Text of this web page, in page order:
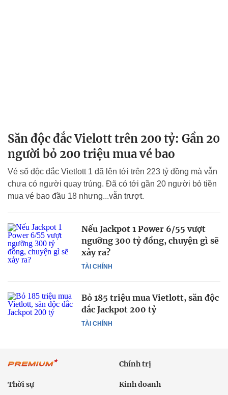
Săn độc đắc Vielott trên 200 tỷ: Gần 20
người bỏ 200 triệu mua vé bao
Vé số độc đắc Vietlott 1 đã lên tới trên 223 tỷ đồng mà vẫn
chưa có người quay trúng. Đã có tới gần 20 người bỏ tiền
mua vé bao đầu 18 nhưng...vẫn trượt.
TÀI CHÍNH
Nếu Jackpot 1 Power 6/55 vượt
ngưỡng 300 tỷ đồng, chuyện gì sẽ
xảy ra?
TÀI CHÍNH
Bỏ 185 triệu mua Vietlott, săn độc
đắc Jackpot 200 tỷ
Chính trị
Thời sự Kinh doanh